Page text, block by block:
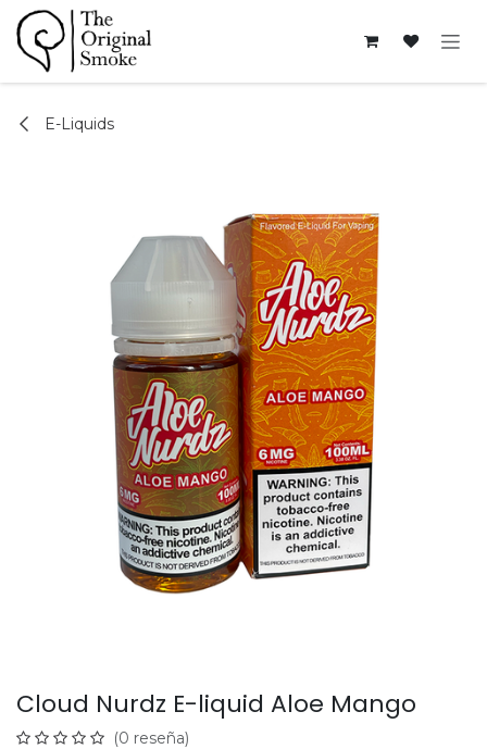
Ir al contenido
E-Liquids
Cloud Nurdz E-liquid Aloe Mango
(0 reseña)